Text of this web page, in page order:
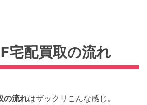
宅配買取の流れ
の流れはザックリこんな感じ。